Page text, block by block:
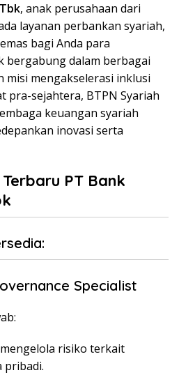
, anak perusahaan dari
layanan perbankan syariah,
bagi Anda para
bergabung dalam berbagai
misi mengakselerasi inklusi
pra-sejahtera, BTPN Syariah
keuangan syariah
inovasi serta
PT Bank
Specialist
risiko terkait
pribadi.